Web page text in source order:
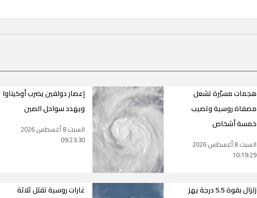
هجمات مسيّرة تشعل
مصفاة روسية وتصيب
خمسة أشخاص
السبت 8 أغسطس 2026
10:19:29
إعصار دولفين يضرب أوكيناوا
ويهدد سواحل الصين
السبت 8 أغسطس 2026
09:23:30
زلزال بقوة 5.5 درجة يهز
غارات روسية تقتل ثلاثة